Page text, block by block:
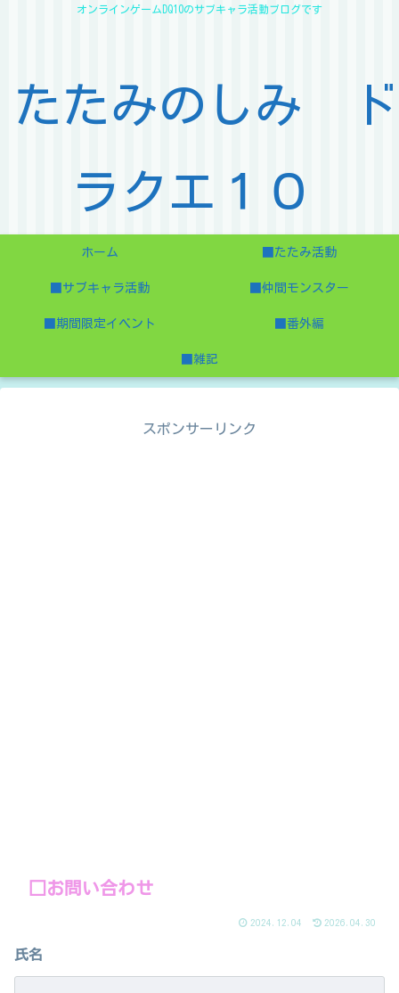
オンラインゲームDQ10のサブキャラ活動ブログです
たたみのしみ ド
ラクエ１０
ホーム ■たたみ活動
■サブキャラ活動 ■仲間モンスター
■期間限定イベント ■番外編
■雑記
スポンサーリンク
□お問い合わせ
2024.12.04 2026.04.30
氏名